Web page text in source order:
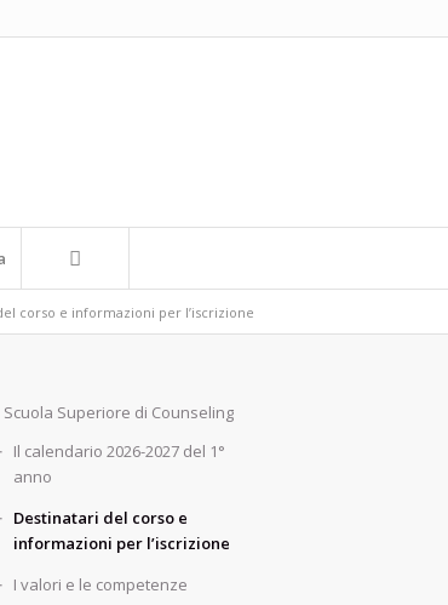
corso e informazioni per l’iscrizione
Scuola Superiore di Counseling
Il calendario 2026-2027 del 1°
anno
Destinatari del corso e
informazioni per l’iscrizione
I valori e le competenze